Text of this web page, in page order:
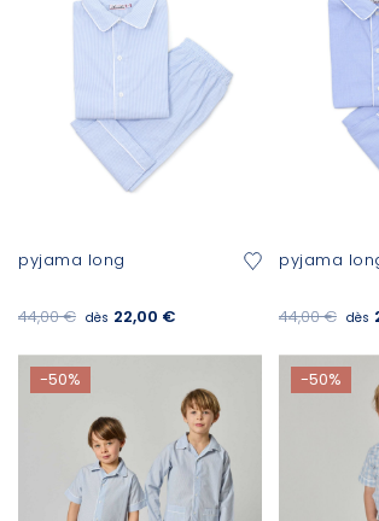
pyjama long
dès 22,00 €
44,00 €
pyjama
dès
44,00 €
-50% -50%